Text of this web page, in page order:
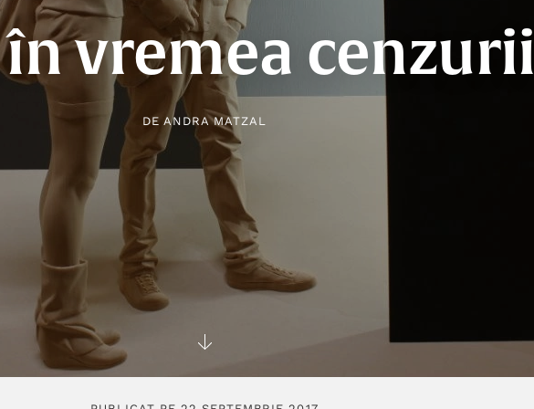
vremea cenzurii
DE ANDRA MATZAL